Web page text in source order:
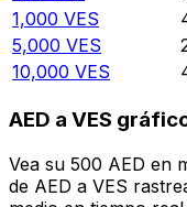
1,000 VES
5,000 VES
10,000 VES
AED a VES
Vea su 500 AED en
de AED a VES